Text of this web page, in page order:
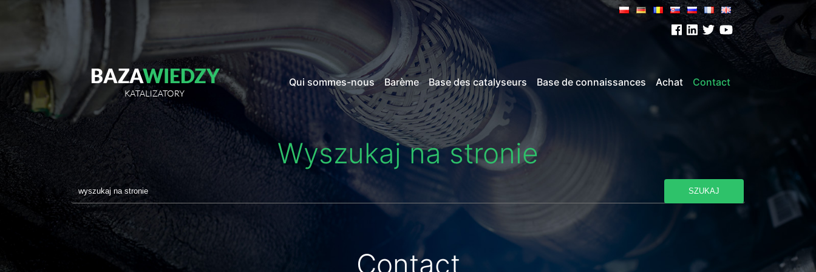
Qui sommes-nous Barème Base des catalyseurs Base de connaissances Achat Contact
Wyszukaj na stronie
SZUKAJ
Contact